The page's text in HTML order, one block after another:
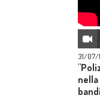
31/07/